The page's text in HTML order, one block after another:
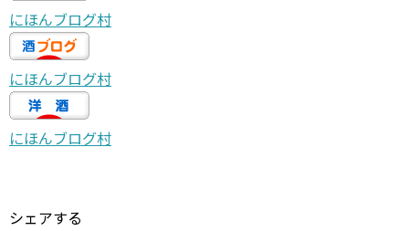
にほんブログ村
にほんブログ村
にほんブログ村
シェアする